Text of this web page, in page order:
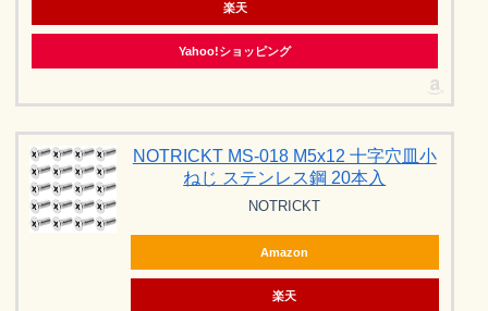
楽天
Yahoo!ショッピング
NOTRICKT MS-018 M5x12 十字穴皿小
ねじ ステンレス鋼 20本入
NOTRICKT
Amazon
楽天